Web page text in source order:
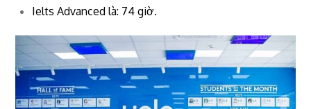
Ielts Advanced là: 74 giờ.